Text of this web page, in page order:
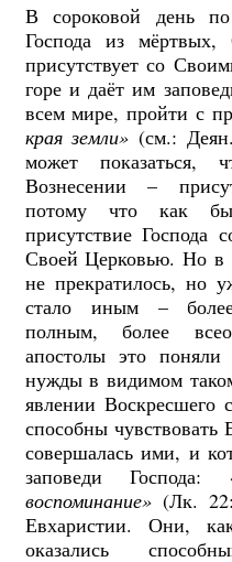
В сороковой день
Господа из
присутствует со
горе и даёт им
всем мире, пройти с
края земли» (см.:
может
Вознесении –
потому что как бы
присутствие
Своей Церковью. Но в
не прекратилось, но
стало иным –
полным, более
апостолы это
нужды в видимом
явлении Воскресшего
способны чувствовать
совершалась ими, и
заповеди Господа:
воспоминание» (Лк.
Евхаристии. Они,
оказались